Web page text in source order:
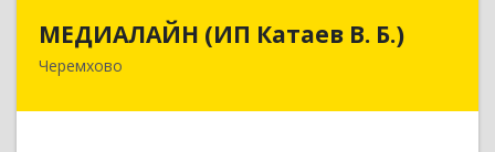
МЕДИАЛАЙН (ИП Катаев В. Б.)
Черемхово
МЕДИАЛАЙН (ИП Катаев В. Б.)
665413, Иркутская обл, Черемхово г, Ленина ул,